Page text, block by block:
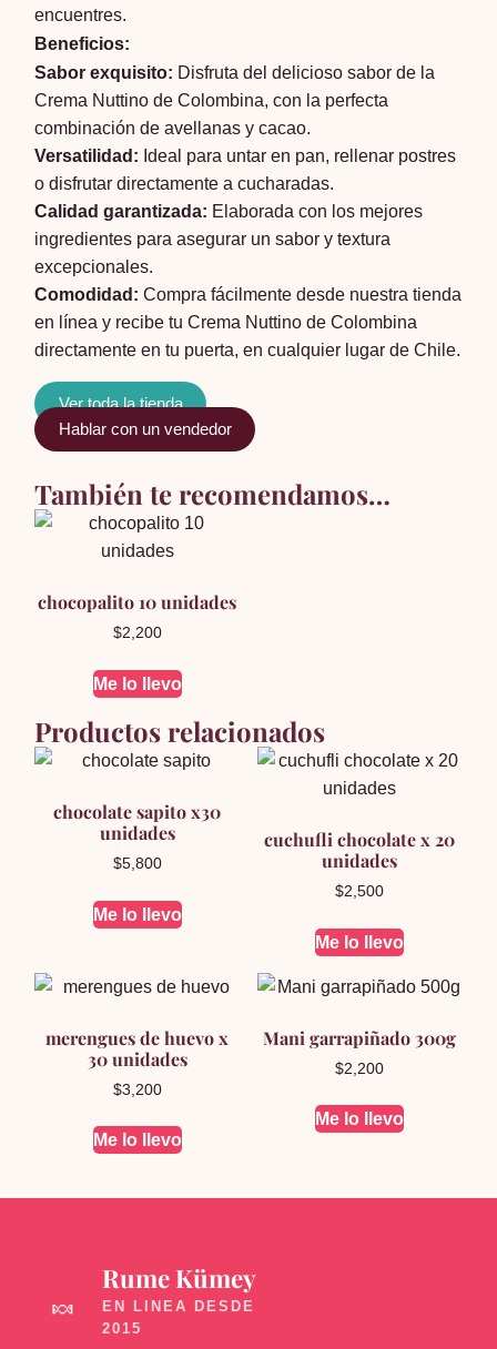
encuentres.
Beneficios:
Sabor exquisito: Disfruta del delicioso sabor de la
Crema Nuttino de Colombina, con la perfecta
combinación de avellanas y cacao.
Versatilidad: Ideal para untar en pan, rellenar postres
o disfrutar directamente a cucharadas.
Calidad garantizada: Elaborada con los mejores
ingredientes para asegurar un sabor y textura
excepcionales.
Comodidad: Compra fácilmente desde nuestra tienda
en línea y recibe tu Crema Nuttino de Colombina
directamente en tu puerta, en cualquier lugar de Chile.
Ver toda la tienda
Hablar con un vendedor
También te recomendamos…
chocopalito 10 unidades
$2,200
Me lo llevo
Productos relacionados
chocolate sapito x30
unidades
$5,800
Me lo llevo
cuchufli chocolate x 20
unidades
$2,500
Me lo llevo
merengues de huevo x
30 unidades
$3,200
Me lo llevo
Mani garrapiñado 300g
$2,200
Me lo llevo
🍬
Rume Kümey